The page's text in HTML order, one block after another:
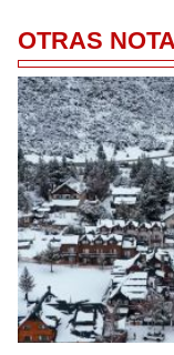
OTRAS